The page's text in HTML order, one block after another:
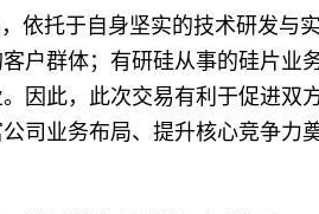
依托于自身坚实的技术研发与
户群体；有研硅从事的硅片业
因此，此次交易有利于促进双
司业务布局、提升核心竞争力